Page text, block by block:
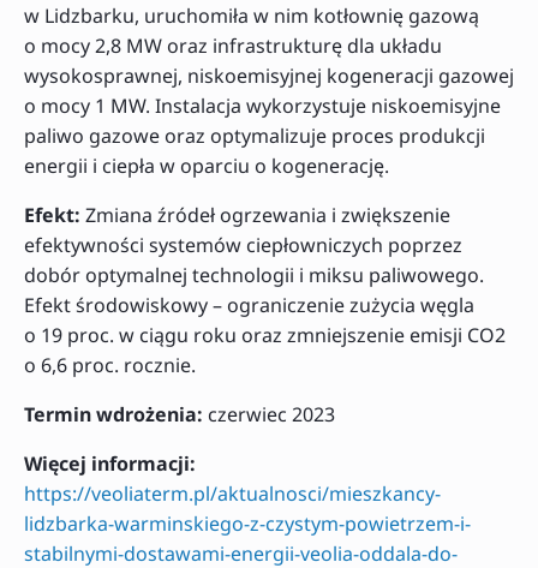
w Lidzbarku, uruchomiła w nim kotłownię gazową
o mocy 2,8 MW oraz infrastrukturę dla układu
wysokosprawnej, niskoemisyjnej kogeneracji gazowej
o mocy 1 MW. Instalacja wykorzystuje niskoemisyjne
paliwo gazowe oraz optymalizuje proces produkcji
energii i ciepła w oparciu o kogenerację.
Efekt: Zmiana źródeł ogrzewania i zwiększenie
efektywności systemów ciepłowniczych poprzez
dobór optymalnej technologii i miksu paliwowego.
Efekt środowiskowy – ograniczenie zużycia węgla
o 19 proc. w ciągu roku oraz zmniejszenie emisji CO2
o 6,6 proc. rocznie.
Termin wdrożenia: czerwiec 2023
Więcej informacji:
https://veoliaterm.pl/aktualnosci/mieszkancy-
lidzbarka-warminskiego-z-czystym-powietrzem-i-
stabilnymi-dostawami-energii-veolia-oddala-do-